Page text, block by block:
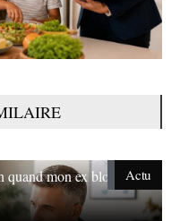
Actu
quand mon ex bloque